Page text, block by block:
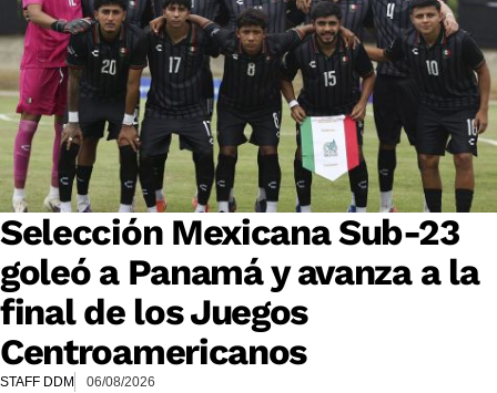
Selección Mexicana Sub-23
goleó a Panamá y avanza a la
final de los Juegos
Centroamericanos
STAFF DDM 06/08/2026